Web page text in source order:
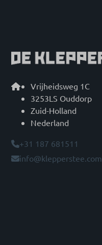
Vrijheidsweg 1C
3253LS Ouddorp
Zuid-Holland
Nederland
+31 187 681511
info@klepperstee.com